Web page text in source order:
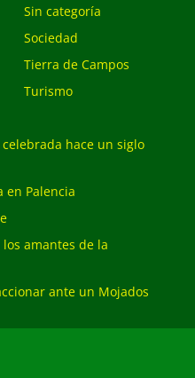
Sin categoría
Sociedad
Tierra de Campos
Turismo
hace un siglo
en Palencia
amantes de la
ante un Mojados